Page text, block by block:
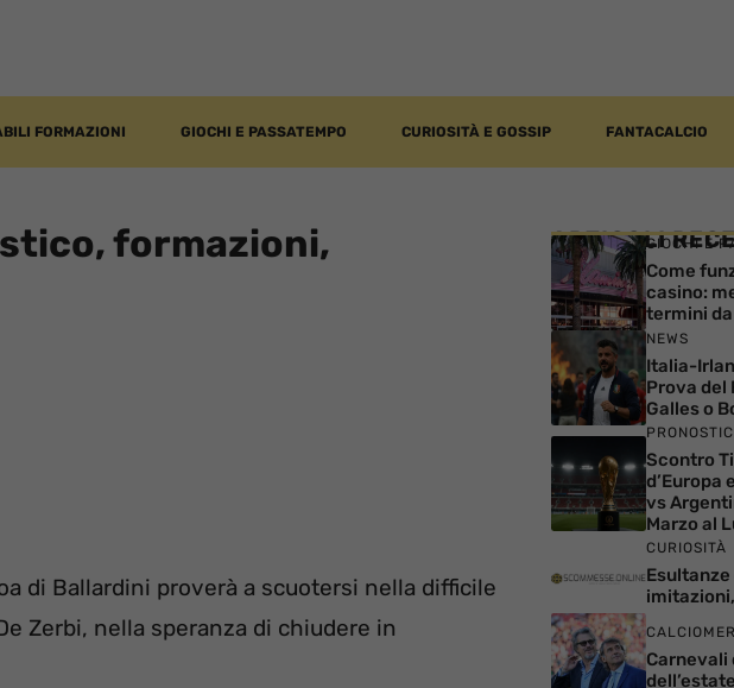
FORMAZIONI GIOCHI E PASSATEMPO CURIOSITÀ E GOSSIP FANTACALCIO
formazioni,
di Ballardini proverà a scuotersi nella difficile
Zerbi, nella speranza di chiudere in
ARTICOLIGIOCHI E
Come
casino:
termini
NEWS
Italia-
Prova del
Galles o
Scontro
d’Europa
vs
Marzo al
CURIOSITÀ
Carnevali